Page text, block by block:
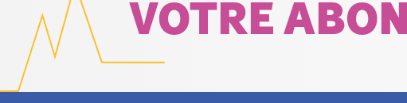
VOTRE